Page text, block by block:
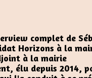
complet de
Horizons à la
à la mairie
élu depuis 2014,